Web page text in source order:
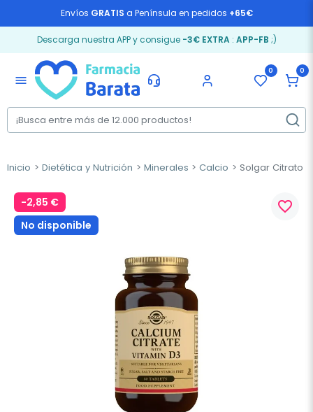
Envíos GRATIS a Península en pedidos +65€
Descarga nuestra APP y consigue -3€ EXTRA: APP-FB ;)
menu
0 0
Inicio Dietética y Nutrición Minerales Calcio Solgar Citrato
-2,85 €
No disponible
favorite_border